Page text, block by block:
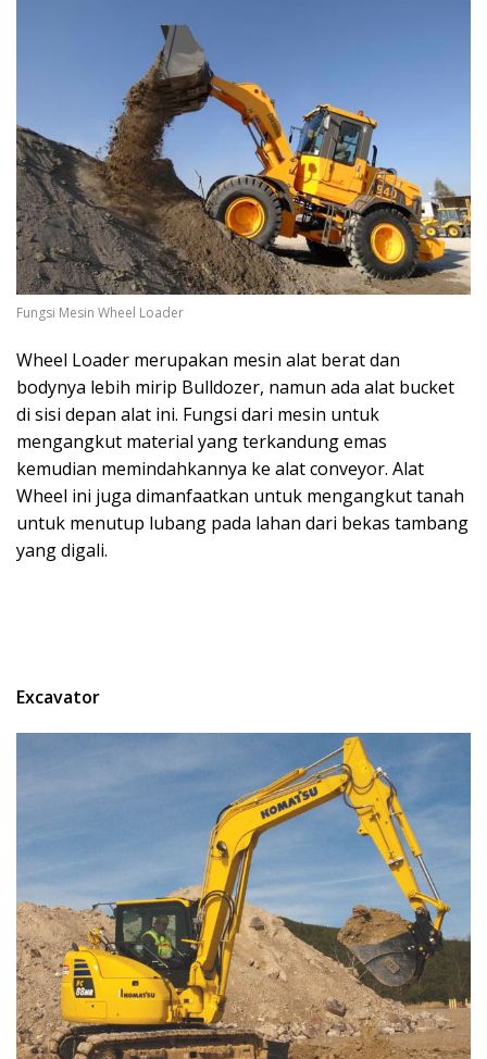
Fungsi Mesin Wheel Loader
Wheel Loader merupakan mesin alat berat dan
bodynya lebih mirip Bulldozer, namun ada alat bucket
di sisi depan alat ini. Fungsi dari mesin untuk
mengangkut material yang terkandung emas
kemudian memindahkannya ke alat conveyor. Alat
Wheel ini juga dimanfaatkan untuk mengangkut tanah
untuk menutup lubang pada lahan dari bekas tambang
yang digali.
Excavator